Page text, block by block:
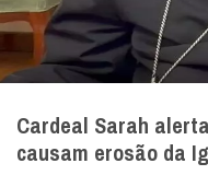
Cardeal Sarah
causam erosão da